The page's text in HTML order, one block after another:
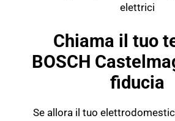
elettrici
Chiama il tuo
BOSCH
fiducia
Se allora il tuo